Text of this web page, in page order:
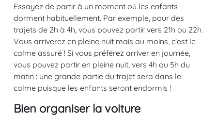
Essayez de partir à un moment où les enfants
dorment habituellement. Par exemple, pour des
trajets de 2h à 4h, vous pouvez partir vers 21h ou 22h.
Vous arriverez en pleine nuit mais au moins, c’est le
calme assuré ! Si vous préférez arriver en journée,
vous pouvez partir en pleine nuit, vers 4h ou 5h du
matin : une grande partie du trajet sera dans le
calme puisque les enfants seront endormis !
Bien organiser la voiture